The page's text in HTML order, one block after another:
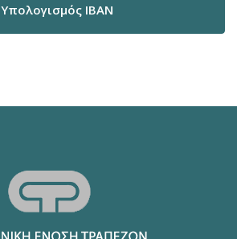
Υπολογισμός IBAN